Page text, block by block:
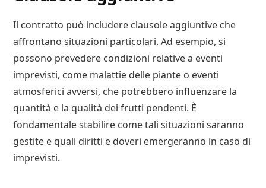
Il contratto può includere clausole aggiuntive che
affrontano situazioni particolari. Ad esempio, si
possono prevedere condizioni relative a eventi
imprevisti, come malattie delle piante o eventi
atmosferici avversi, che potrebbero influenzare la
quantità e la qualità dei frutti pendenti. È
fondamentale stabilire come tali situazioni saranno
gestite e quali diritti e doveri emergeranno in caso di
imprevisti.